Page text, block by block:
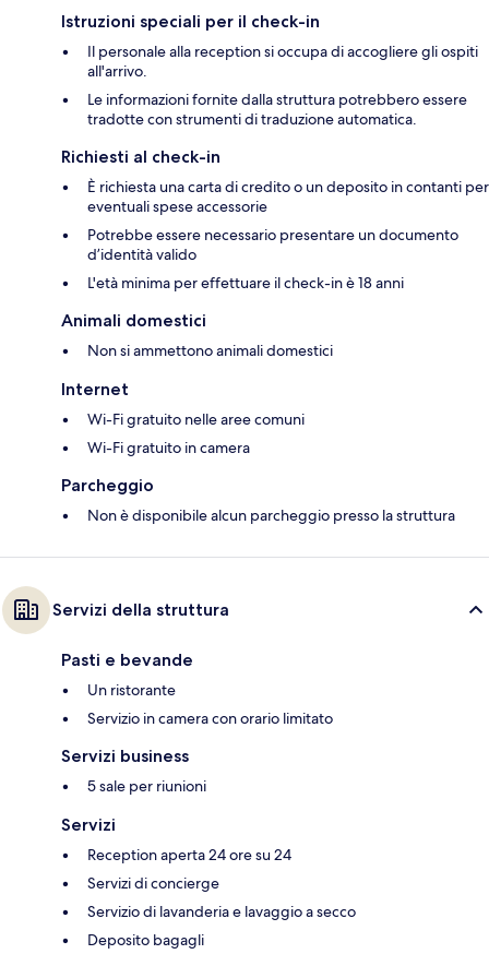
Istruzioni speciali per il check-in
Il personale alla reception si occupa di accogliere gli ospiti
all'arrivo.
Le informazioni fornite dalla struttura potrebbero essere
tradotte con strumenti di traduzione automatica.
Richiesti al check-in
È richiesta una carta di credito o un deposito in contanti per
eventuali spese accessorie
Potrebbe essere necessario presentare un documento
d’identità valido
L'età minima per effettuare il check-in è 18 anni
Animali domestici
Non si ammettono animali domestici
Internet
Wi-Fi gratuito nelle aree comuni
Wi-Fi gratuito in camera
Parcheggio
Non è disponibile alcun parcheggio presso la struttura
Servizi della struttura
Pasti e bevande
Un ristorante
Servizio in camera con orario limitato
Servizi business
5 sale per riunioni
Servizi
Reception aperta 24 ore su 24
Servizi di concierge
Servizio di lavanderia e lavaggio a secco
Deposito bagagli